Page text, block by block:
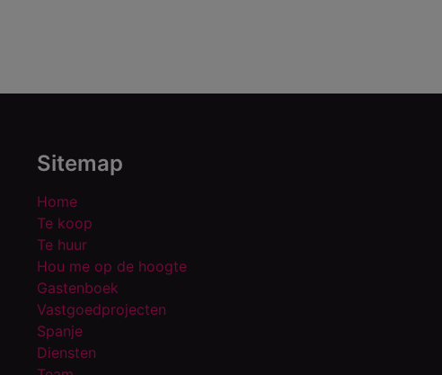
Sitemap
Home
Te koop
Te huur
Hou me op de hoogte
Gastenboek
Vastgoedprojecten
Spanje
Diensten